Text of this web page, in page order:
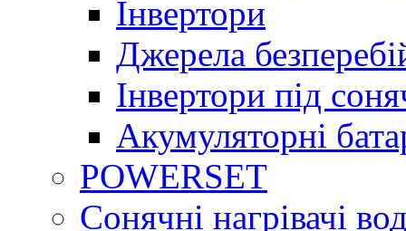
Інвертори
Джерела
Інвертори під
Акумуляторні
POWERSET
Сонячні нагрівачі